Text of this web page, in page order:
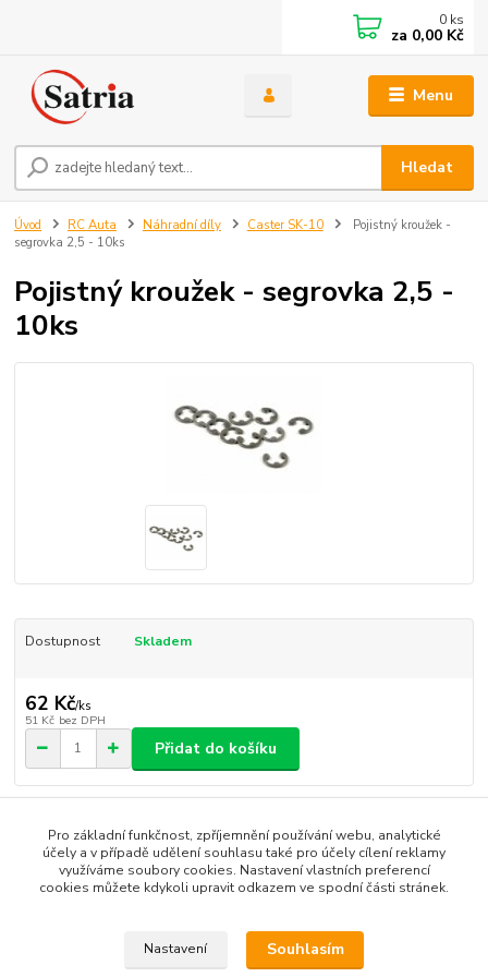
Menu
Hledat
0 ks
za 0,00 Kč
Úvod RC Auta Náhradní díly Caster SK-10
Pojistný kroužek -
segrovka 2,5 - 10ks
Pojistný kroužek - segrovka 2,5 -
10ks
Dostupnost Skladem
62 Kč/ks
51 Kč bez DPH
Přidat do košíku
Zboží zařazeno v kategoriích
Pro základní funkčnost, zpříjemnění používání webu, analytické
účely a v případě udělení souhlasu také pro účely cílení reklamy
využíváme soubory cookies. Nastavení vlastních preferencí
cookies můžete kdykoli upravit odkazem ve spodní části stránek.
Nastavení Souhlasím